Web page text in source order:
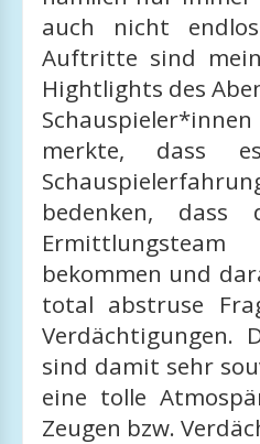
auch nicht
Auftritte sind
Hightlights des
merkte, dass
bedenken, dass
bekommen und
total abstruse
Verdächtigungen.
sind damit sehr
eine tolle
Zeugen bzw.